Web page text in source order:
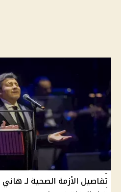
تفاصيل الأزمة الصحية لـ